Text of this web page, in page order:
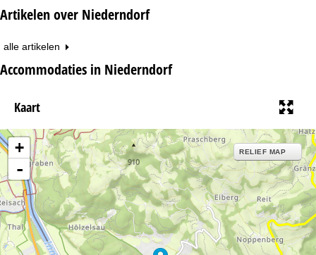
Artikelen over Niederndorf
alle artikelen
Accommodaties in Niederndorf
Kaart
+
-
RELIEF MAP